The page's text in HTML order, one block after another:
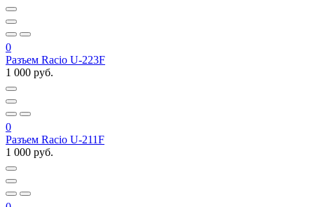
0
Разъем Racio U-223F
1 000 руб.
0
Разъем Racio U-211F
1 000 руб.